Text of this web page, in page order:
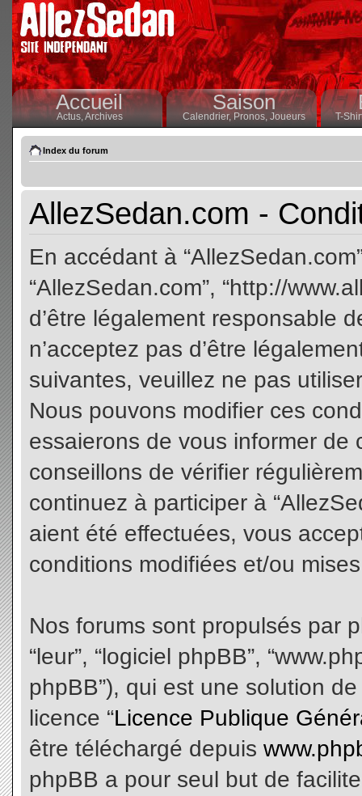
Accueil
Actus,Archives
Saison
Calendrier,Pronos, Joueurs T-
Index du forum
AllezSedan.com -
En accédant à
“AllezSedan.com”, “http://
d’être légalement responsable
n’acceptez pas d’être
suivantes, veuillez ne pas
Nous pouvons modifier ces
essaierons de vous informer
conseillons de vérifier
continuez à participer à
aient été effectuées, vous
conditions modifiées et/ou
Nos forums sont propulsés par
“leur”, “logiciel phpBB”,
phpBB”), qui est une solution
licence “Licence Publique
être téléchargé depuis
phpBB a pour seul but de